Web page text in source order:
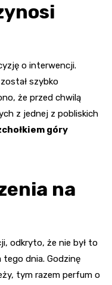
o interwencji.
szybko
że przed chwilą
z jednej z pobliskich
góry
na
odkryto, że nie był to
tego dnia. Godzinę
tym razem perfum o